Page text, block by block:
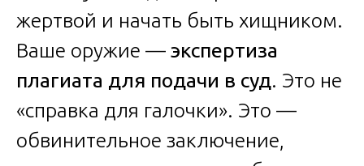
жертвой и начать быть хищником.
Ваше оружие — экспертиза
плагиата для подачи в суд. Это не
«справка для галочки». Это —
обвинительное заключение,